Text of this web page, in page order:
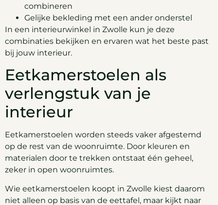
combineren
Gelijke bekleding met een ander onderstel
In een interieurwinkel in Zwolle kun je deze
combinaties bekijken en ervaren wat het beste past
bij jouw interieur.
Eetkamerstoelen als
verlengstuk van je
interieur
Eetkamerstoelen worden steeds vaker afgestemd
op de rest van de woonruimte. Door kleuren en
materialen door te trekken ontstaat één geheel,
zeker in open woonruimtes.
Wie eetkamerstoelen koopt in Zwolle kiest daarom
niet alleen op basis van de eettafel, maar kijkt naar